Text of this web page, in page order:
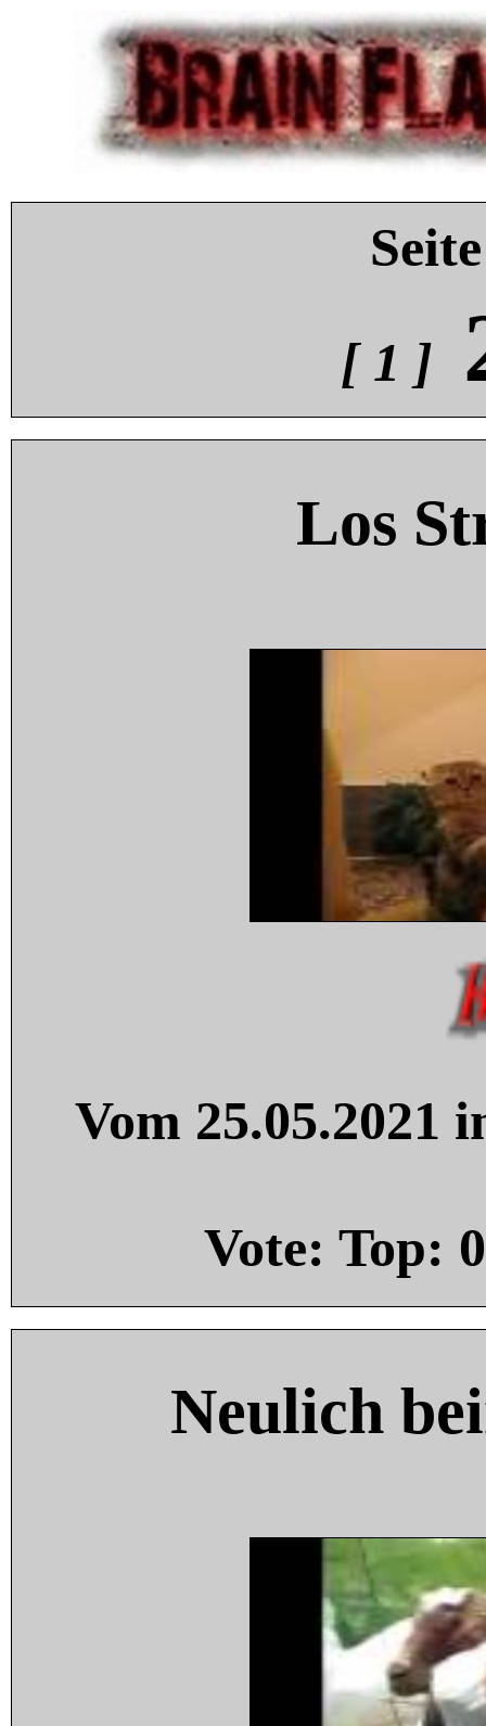
[ 1 ]
Los
Vom 25.05.2021
Vote: Top: 0
Neulich